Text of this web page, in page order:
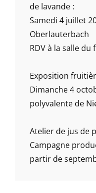
de lavande :
Samedi 4 juillet
Oberlauterbach
RDV à la salle
Exposition
Dimanche 4
polyvalente de
Atelier de jus de
Campagne
partir de